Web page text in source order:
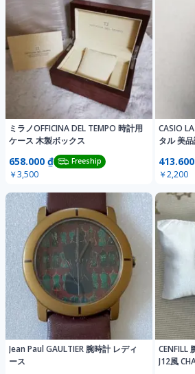
ミラノOFFICINA DEL TEMPO 時計用
ケース 木製ボックス
658.000 ₫ Freeship
￥3,500
CASIO
タル 美
￥2,200
Jean Paul GAULTIER 腕時計 レディ
ース
CENFILL
J12風